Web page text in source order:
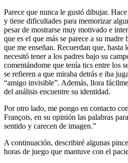
Parece que nunca le gustó dibujar.
y tiene dificultades para memorizar
pesar de mostrarse muy motivado e
que es el que más se parece a su
que me enseñan. Recuerdan que, hasta
necesitó tener a los padres bajo su
comentándome que tenía tics entre los
se refieren a que miraba detrás e iba
“amigo invisible”. Además, llora
del análisis encuentre su identidad.
Por otro lado, me pongo en contacto
François, en su opinión las palabras
sentido y carecen de imagen.”
A continuación, describiré algunas
horas de juego que mantuve con el